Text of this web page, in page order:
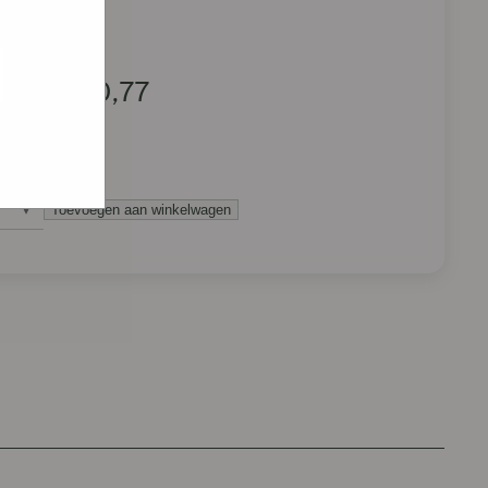
0,77
Toevoegen aan winkelwagen
Er
van